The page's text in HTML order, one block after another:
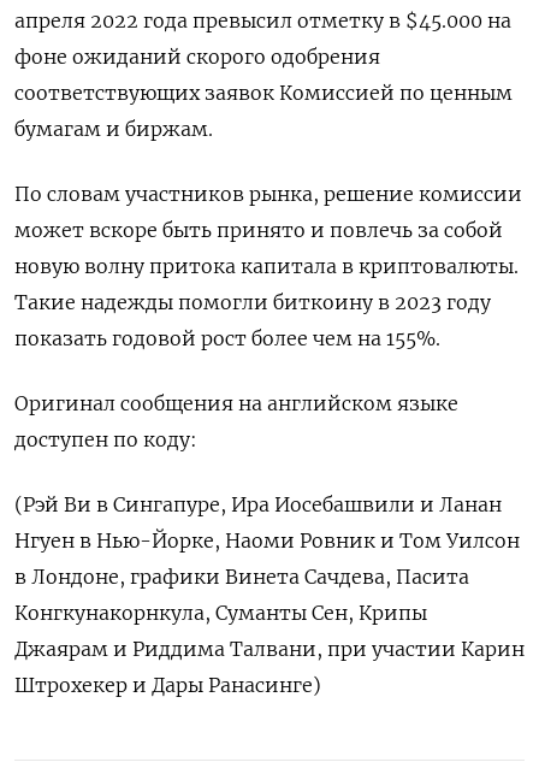
апреля 2022 года превысил отметку в $45.000 на
фоне ожиданий скорого одобрения
соответствующих заявок Комиссией по ценным
бумагам и биржам.
По словам участников рынка, решение комиссии
может вскоре быть принято и повлечь за собой
новую волну притока капитала в криптовалюты.
Такие надежды помогли биткоину в 2023 году
показать годовой рост более чем на 155%.
Оригинал сообщения на английском языке
доступен по коду:
(Рэй Ви в Сингапуре, Ира Иосебашвили и Ланан
Нгуен в Нью-Йорке, Наоми Ровник и Том Уилсон
в Лондоне, графики Винета Сачдева, Пасита
Конгкунакорнкула, Суманты Сен, Крипы
Джаярам и Риддима Талвани, при участии Карин
Штрохекер и Дары Ранасинге)